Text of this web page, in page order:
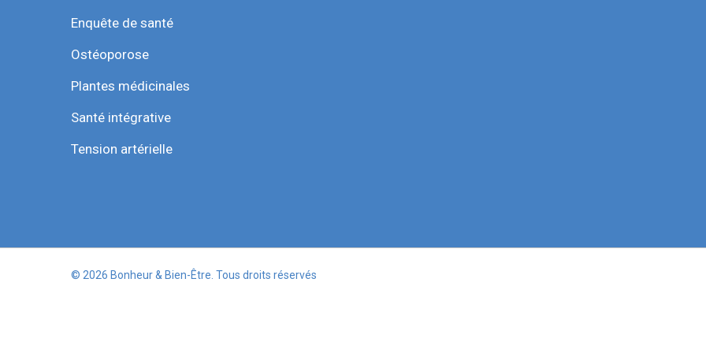
Enquête de santé
Ostéoporose
Plantes médicinales
Santé intégrative
Tension artérielle
© 2026 Bonheur & Bien-Être. Tous droits réservés